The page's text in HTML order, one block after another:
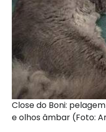
Close do Boni:
e olhos âmbar (Foto: